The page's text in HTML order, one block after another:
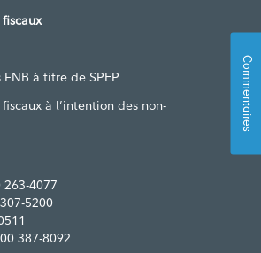
à titre de SPEP
à l’intention des non-
4077
5200
387-8092
Commentaires